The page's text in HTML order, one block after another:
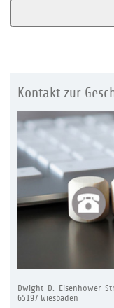
Kontakt zur
Dwight-D.-Eisenhower-
65197 Wiesbaden